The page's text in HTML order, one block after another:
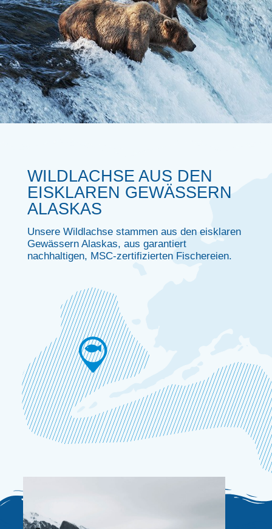
WILDLACHSE AUS DEN
EISKLAREN GEWÄSSERN
ALASKAS
Unsere Wildlachse stammen aus den eisklaren
Gewässern Alaskas, aus garantiert
nachhaltigen, MSC-zertifizierten Fischereien.